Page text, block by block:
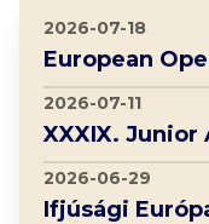
2026-07-18
European
2026-07-11
XXXIX. Junior
2026-06-29
Ifjúsági